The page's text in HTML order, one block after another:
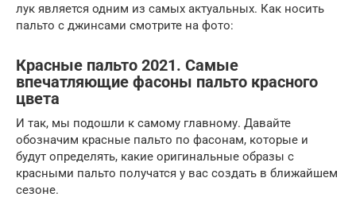
лук является одним из самых актуальных. Как носить
пальто с джинсами смотрите на фото:
Красные пальто 2021. Самые
впечатляющие фасоны пальто красного
цвета
И так, мы подошли к самому главному. Давайте
обозначим красные пальто по фасонам, которые и
будут определять, какие оригинальные образы с
красными пальто получатся у вас создать в ближайшем
сезоне.